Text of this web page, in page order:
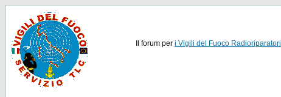
Il forum per i Vigili del Fuoco Radioriparatori